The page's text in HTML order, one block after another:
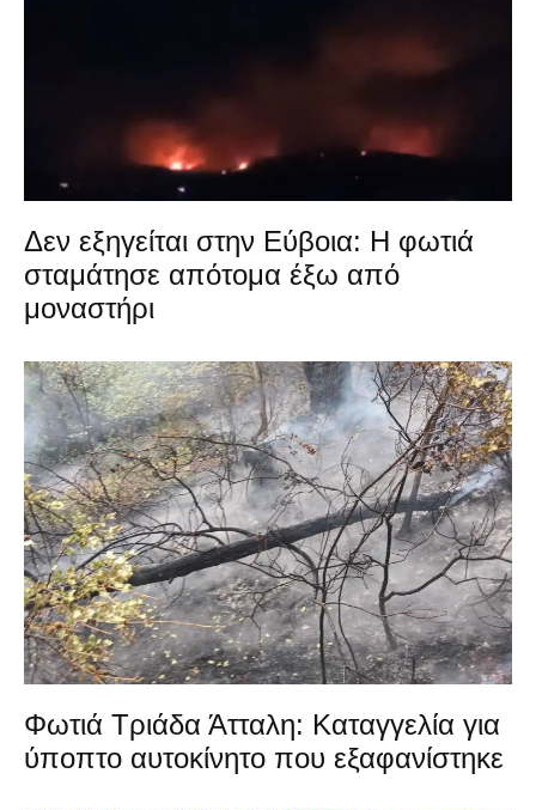
Δεν εξηγείται στην Εύβοια: Η φωτιά
σταμάτησε απότομα έξω από
μοναστήρι
Φωτιά Τριάδα Άτταλη: Καταγγελία για
ύποπτο αυτοκίνητο που εξαφανίστηκε